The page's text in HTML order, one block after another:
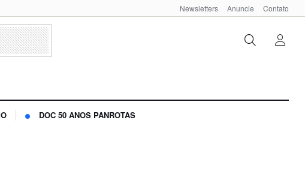
Newsletters Anuncie Contato
DOC 50 ANOS PANROTAS